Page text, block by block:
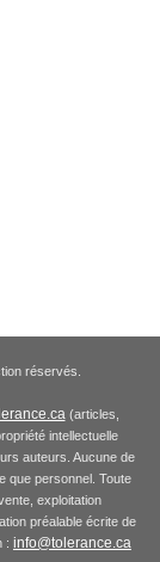
réservés.
(articles,
intellectuelle
auteurs. Aucune de
que personnel. Toute
exploitation
préalable écrite de
: info@tolerance.ca